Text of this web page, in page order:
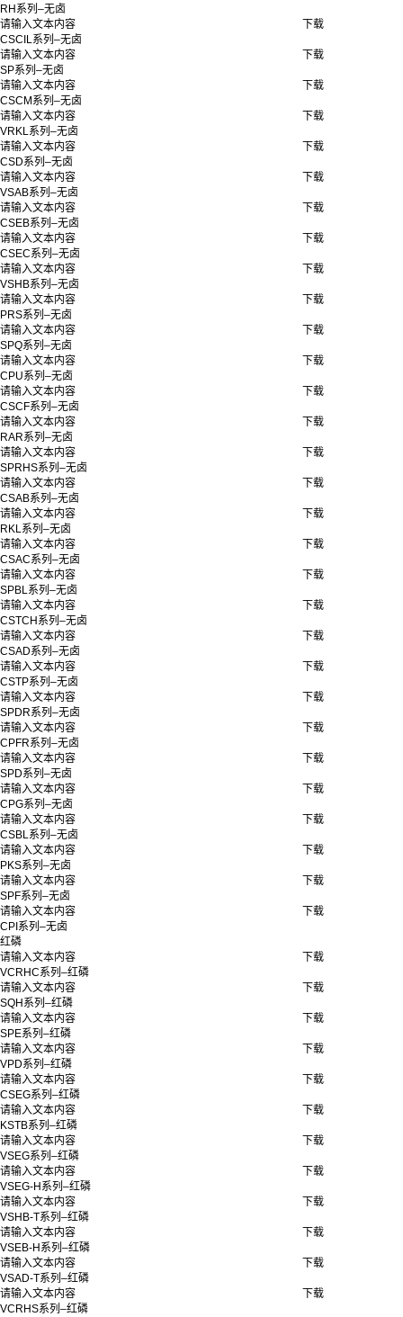
RH系列–无卤
请输入文本内容
CSCIL系列–无卤
下载
请输入文本内容
SP系列–无卤
下载
请输入文本内容
CSCM系列–无卤
下载
请输入文本内容
VRKL系列–无卤
下载
请输入文本内容
CSD系列–无卤
下载
请输入文本内容
VSAB系列–无卤
下载
请输入文本内容
CSEB系列–无卤
下载
请输入文本内容
CSEC系列–无卤
下载
请输入文本内容
VSHB系列–无卤
下载
请输入文本内容
PRS系列–无卤
下载
请输入文本内容
SPQ系列–无卤
下载
请输入文本内容
CPU系列–无卤
下载
请输入文本内容
CSCF系列–无卤
下载
请输入文本内容
RAR系列–无卤
下载
请输入文本内容
SPRHS系列–无卤
下载
请输入文本内容
CSAB系列–无卤
下载
请输入文本内容
RKL系列–无卤
下载
请输入文本内容
CSAC系列–无卤
下载
请输入文本内容
SPBL系列–无卤
下载
请输入文本内容
CSTCH系列–无卤
下载
请输入文本内容
CSAD系列–无卤
下载
请输入文本内容
CSTP系列–无卤
下载
请输入文本内容
SPDR系列–无卤
下载
请输入文本内容
CPFR系列–无卤
下载
请输入文本内容
SPD系列–无卤
下载
请输入文本内容
CPG系列–无卤
下载
请输入文本内容
CSBL系列–无卤
下载
请输入文本内容
PKS系列–无卤
下载
请输入文本内容
SPF系列–无卤
下载
请输入文本内容
CPI系列–无卤
下载
红磷
请输入文本内容
VCRHC系列–红磷
下载
请输入文本内容
SQH系列–红磷
下载
请输入文本内容
SPE系列–红磷
下载
请输入文本内容
VPD系列–红磷
下载
请输入文本内容
CSEG系列–红磷
下载
请输入文本内容
KSTB系列–红磷
下载
请输入文本内容
VSEG系列–红磷
下载
请输入文本内容
VSEG-H系列–红磷
下载
请输入文本内容
VSHB-T系列–红磷
下载
请输入文本内容
VSEB-H系列–红磷
下载
请输入文本内容
VSAD-T系列–红磷
下载
请输入文本内容
VCRHS系列–红磷
下载